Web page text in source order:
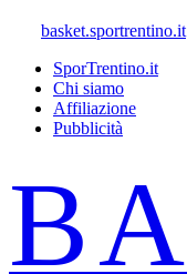
basket.sportrentino.it
SporTrentino.it
Chi siamo
Affiliazione
Pubblicità